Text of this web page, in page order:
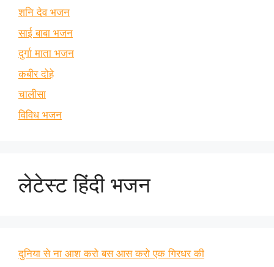
शनि देव भजन
साई बाबा भजन
दुर्गा माता भजन
कबीर दोहे
चालीसा
विविध भजन
लेटेस्ट हिंदी भजन
दुनिया से ना आश करो बस आस करो एक गिरधर की